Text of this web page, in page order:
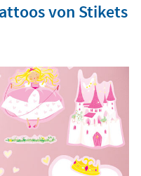
von Stikets